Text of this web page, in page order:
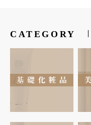
CATEGORY